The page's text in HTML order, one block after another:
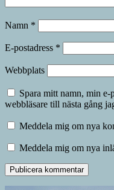
Namn *
E-postadress *
Webbplats
Spara mitt namn, min e-
webbläsare till nästa gång
Meddela mig om nya
Meddela mig om nya